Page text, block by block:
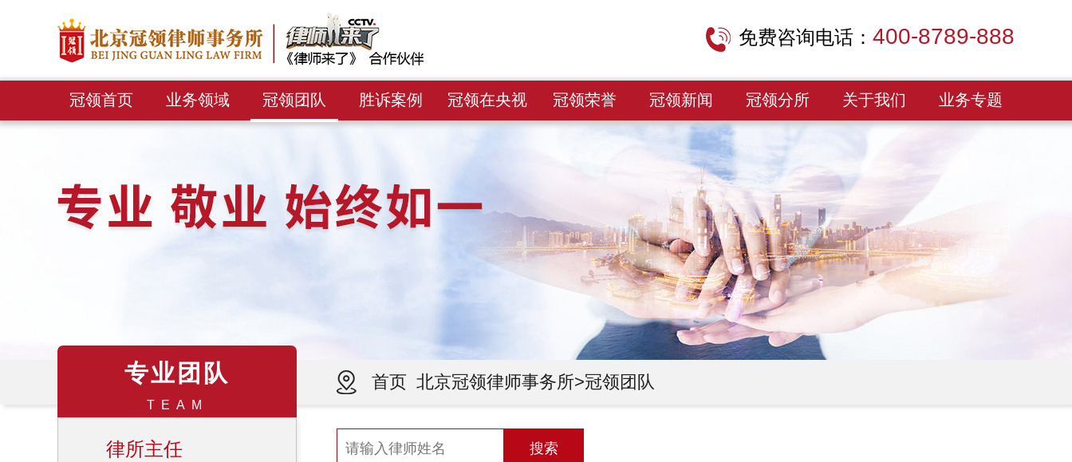
免费咨询电话： 400-8789-888
冠领首页 业务领域 冠领团队 胜诉案例 冠领在央视 冠领荣誉 冠领新闻 冠领分所 关于我们 业务专题
首页 北京冠领律师事务所>冠领团队
专业团队
TEAM
律所主任 搜索